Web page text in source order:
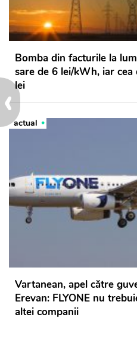
‹
Bomba din facturile la
sare de 6 lei/kWh, iar
lei
actual
Vartanean, apel către
Erevan: FLYONE nu
altei companii